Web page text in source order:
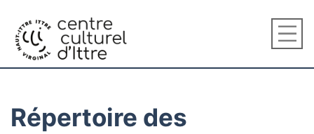
Répertoire des